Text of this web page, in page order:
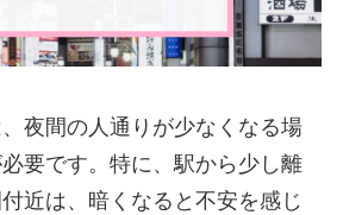
夜間の人通りが少なくなる場
要です。特に、駅から少し離
近は、暗くなると不安を感じ